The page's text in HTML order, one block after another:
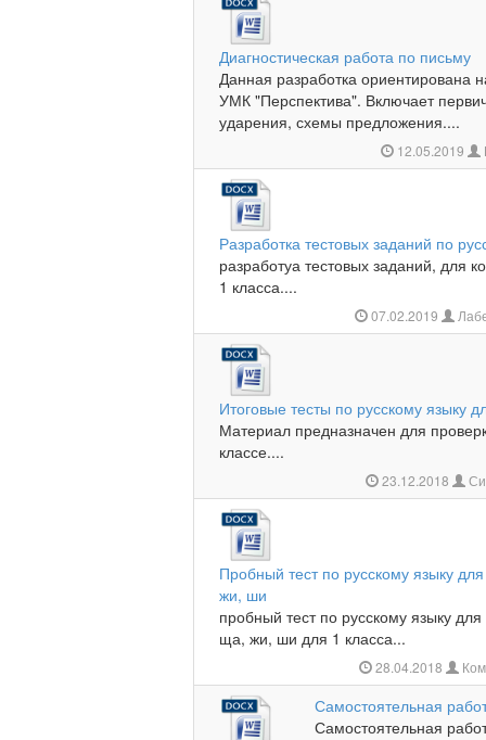
Диагностическая работа по письму
Данная разработка ориентирована
УМК "Перспектива". Включает
ударения, схемы предложения....
12.05.2019
Разработка тестовых заданий по
разработуа тестовых заданий, для
1 класса....
07.02.2019
Итоговые тесты по русскому языку
Материал предназначен для
классе....
23.12.2018
Пробный тест по русскому языку
жи, ши
пробный тест по русскому языку
ща, жи, ши для 1 класса...
28.04.2018
Самостоятельная
Самостоятельная